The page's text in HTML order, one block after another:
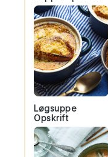
Løgsuppe
Opskrift